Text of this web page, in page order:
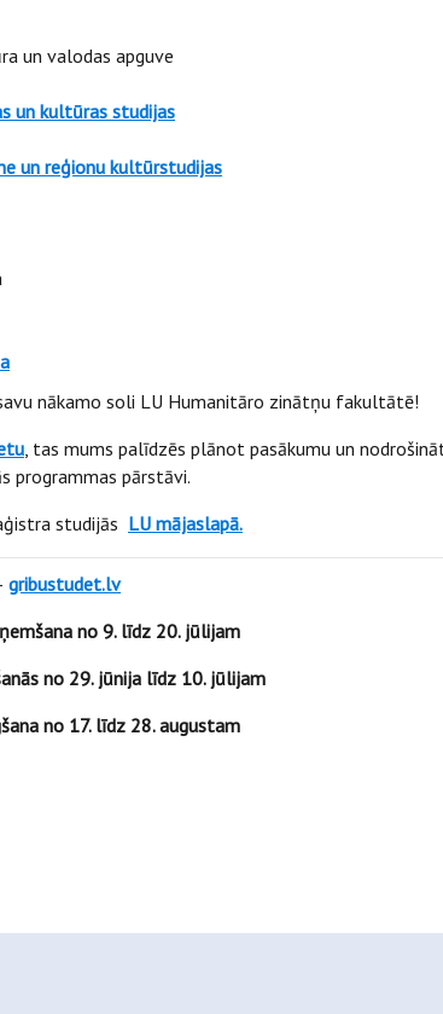
un valodas apguve
un kultūras studijas
un reģionu kultūrstudijas
nākamo soli LU Humanitāro zinātņu fakultātē!
, tas mums palīdzēs plānot pasākumu un
programmas pārstāvi.
studijās LU mājaslapā.
gribustudet.lv
no 9. līdz 20. jūlijam
no 29. jūnija līdz 10. jūlijam
no 17. līdz 28. augustam